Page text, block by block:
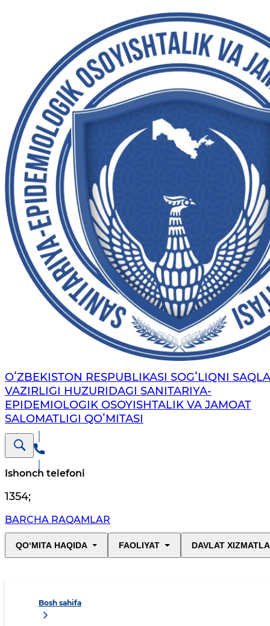
OʻZBEKISTON RESPUBLIKASI SOGʻLIQNI
VAZIRLIGI HUZURIDAGI SANITARIYA-
EPIDEMIOLOGIK OSOYISHTALIK VA JAMOAT
SALOMATLIGI QOʻMITASI
Ishonch telefoni
1354;
BARCHA RAQAMLAR
QO‘MITA HAQIDA FAOLIYAT DAVLAT
Bosh sahifa